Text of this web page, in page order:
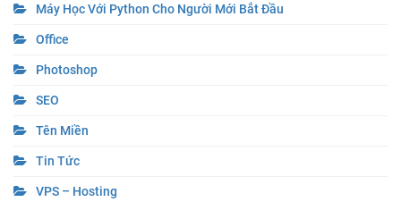
Máy Học Với Python Cho Người Mới Bắt Đầu
Office
Photoshop
SEO
Tên Miền
Tin Tức
VPS – Hosting